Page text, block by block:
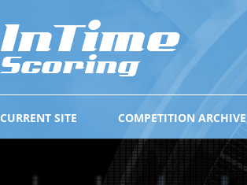
COMPETITION ARCHIVE
CURRENT SITE